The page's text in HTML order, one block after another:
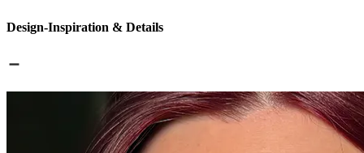
Design-Inspiration & Details